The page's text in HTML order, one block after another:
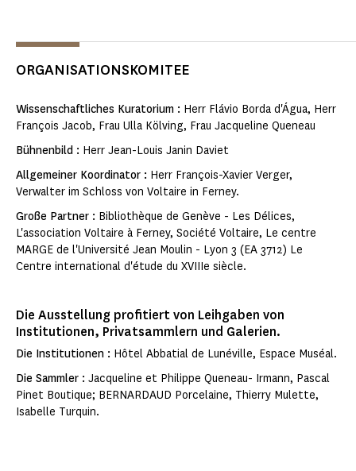
ORGANISATIONSKOMITEE
Wissenschaftliches Kuratorium : Herr Flávio Borda d'Água, Herr
François Jacob, Frau Ulla Kölving, Frau Jacqueline Queneau
Bühnenbild : Herr Jean-Louis Janin Daviet
Allgemeiner Koordinator : Herr François-Xavier Verger,
Verwalter im Schloss von Voltaire in Ferney.
Große Partner : Bibliothèque de Genève - Les Délices,
L'association Voltaire à Ferney, Société Voltaire, Le centre
MARGE de l'Université Jean Moulin - Lyon 3 (EA 3712) Le
Centre international d'étude du XVIIIe siècle.
Die Ausstellung profitiert von Leihgaben von
Institutionen, Privatsammlern und Galerien.
Die Institutionen : Hôtel Abbatial de Lunéville, Espace Muséal.
Die Sammler : Jacqueline et Philippe Queneau- Irmann, Pascal
Pinet Boutique; BERNARDAUD Porcelaine, Thierry Mulette,
Isabelle Turquin.